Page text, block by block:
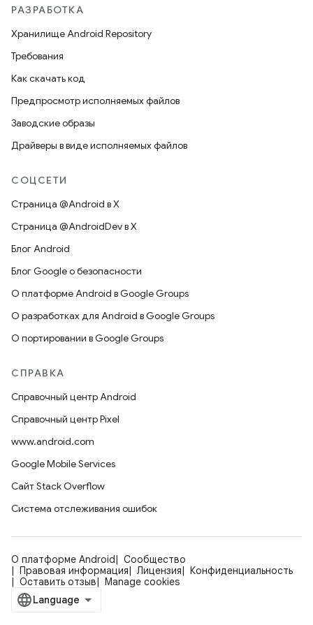
РАЗРАБОТКА
Хранилище Android Repository
Требования
Как скачать код
Предпросмотр исполняемых файлов
Заводские образы
Драйверы в виде исполняемых файлов
СОЦСЕТИ
Страница @Android в X
Страница @AndroidDev в X
Блог Android
Блог Google о безопасности
О платформе Android в Google Groups
О разработках для Android в Google Groups
О портировании в Google Groups
СПРАВКА
Справочный центр Android
Справочный центр Pixel
www.android.com
Google Mobile Services
Сайт Stack Overflow
Система отслеживания ошибок
О платформе Android
Сообщество
Правовая информация
Лицензия
Конфиденциальность
Оставить отзыв
Manage cookies